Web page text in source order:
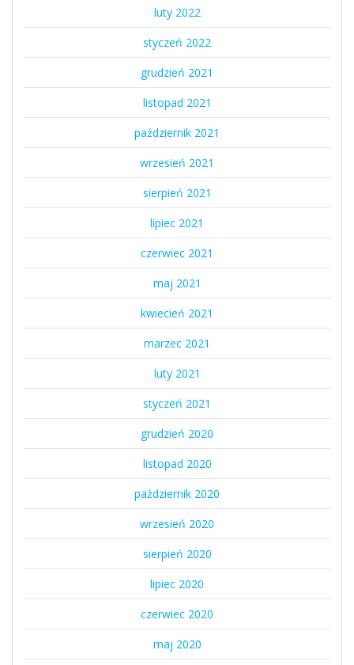
luty 2022
styczeń 2022
grudzień 2021
listopad 2021
październik 2021
wrzesień 2021
sierpień 2021
lipiec 2021
czerwiec 2021
maj 2021
kwiecień 2021
marzec 2021
luty 2021
styczeń 2021
grudzień 2020
listopad 2020
październik 2020
wrzesień 2020
sierpień 2020
lipiec 2020
czerwiec 2020
maj 2020